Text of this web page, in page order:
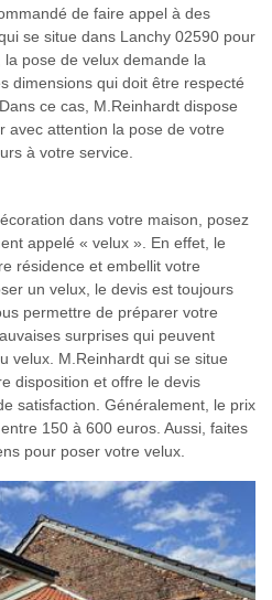
de faire appel à des
se situe dans Lanchy 02590 pour
pose de velux demande la
dimensions qui doit être respecté
ce cas, M.Reinhardt dispose
avec attention la pose de votre
à votre service.
dans votre maison, posez
appelé « velux ». En effet, le
résidence et embellit votre
un velux, le devis est toujours
permettre de préparer votre
surprises qui peuvent
velux. M.Reinhardt qui se situe
disposition et offre le devis
satisfaction. Généralement, le prix
150 à 600 euros. Aussi, faites
pour poser votre velux.